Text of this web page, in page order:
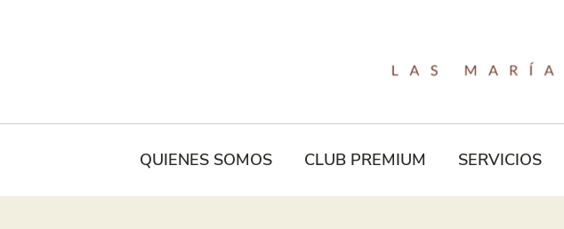
QUIENES SOMOS CLUB PREMIUM SERVICIOS
Electrónico*